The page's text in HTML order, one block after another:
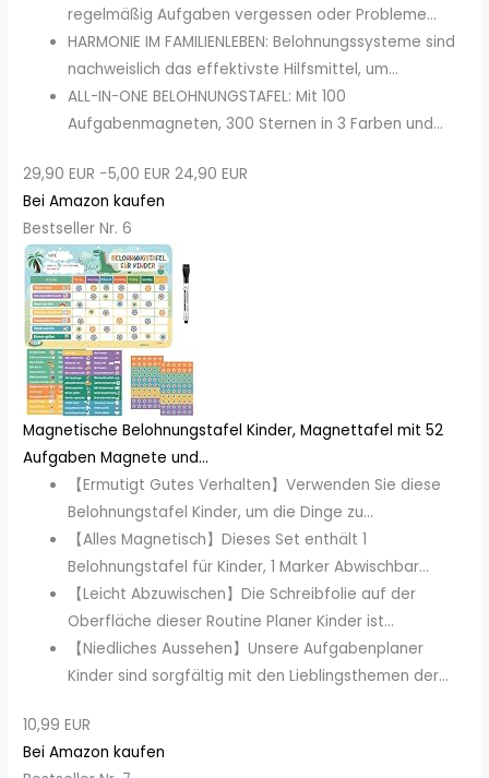
regelmäßig Aufgaben vergessen oder Probleme...
HARMONIE IM FAMILIENLEBEN: Belohnungssysteme sind
nachweislich das effektivste Hilfsmittel, um...
ALL-IN-ONE BELOHNUNGSTAFEL: Mit 100
Aufgabenmagneten, 300 Sternen in 3 Farben und...
29,90 EUR −5,00 EUR 24,90 EUR
Bei Amazon kaufen
Bestseller Nr. 6
Magnetische Belohnungstafel Kinder, Magnettafel mit 52
Aufgaben Magnete und...
【Ermutigt Gutes Verhalten】Verwenden Sie diese
Belohnungstafel Kinder, um die Dinge zu...
【Alles Magnetisch】Dieses Set enthält 1
Belohnungstafel für Kinder, 1 Marker Abwischbar...
【Leicht Abzuwischen】Die Schreibfolie auf der
Oberfläche dieser Routine Planer Kinder ist...
【Niedliches Aussehen】Unsere Aufgabenplaner
Kinder sind sorgfältig mit den Lieblingsthemen der...
10,99 EUR
Bei Amazon kaufen